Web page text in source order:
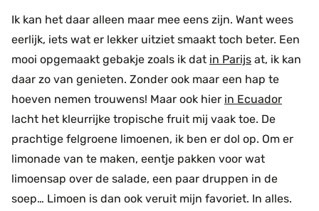
Ik kan het daar alleen maar mee eens zijn. Want wees
eerlijk, iets wat er lekker uitziet smaakt toch beter. Een
mooi opgemaakt gebakje zoals ik dat in Parijs at, ik kan
daar zo van genieten. Zonder ook maar een hap te
hoeven nemen trouwens! Maar ook hier in Ecuador
lacht het kleurrijke tropische fruit mij vaak toe. De
prachtige felgroene limoenen, ik ben er dol op. Om er
limonade van te maken, eentje pakken voor wat
limoensap over de salade, een paar druppen in de
soep… Limoen is dan ook veruit mijn favoriet. In alles.